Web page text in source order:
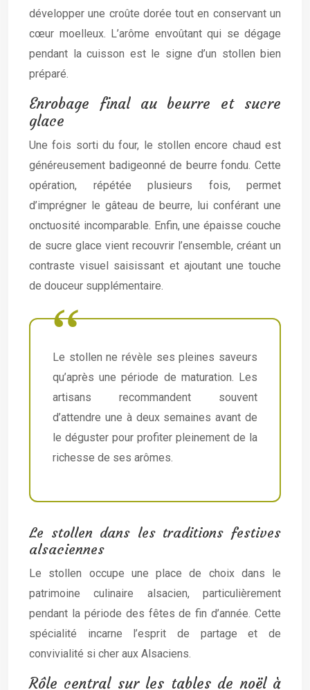
développer une croûte dorée tout en conservant un
cœur moelleux. L’arôme envoûtant qui se dégage
pendant la cuisson est le signe d’un stollen bien
préparé.
Enrobage final au beurre et sucre
glace
Une fois sorti du four, le stollen encore chaud est
généreusement badigeonné de beurre fondu. Cette
opération, répétée plusieurs fois, permet
d’imprégner le gâteau de beurre, lui conférant une
onctuosité incomparable. Enfin, une épaisse couche
de sucre glace vient recouvrir l’ensemble, créant un
contraste visuel saisissant et ajoutant une touche
de douceur supplémentaire.
Le stollen ne révèle ses pleines saveurs
qu’après une période de maturation. Les
artisans recommandent souvent
d’attendre une à deux semaines avant de
le déguster pour profiter pleinement de la
richesse de ses arômes.
Le stollen dans les traditions festives
alsaciennes
Le stollen occupe une place de choix dans le
patrimoine culinaire alsacien, particulièrement
pendant la période des fêtes de fin d’année. Cette
spécialité incarne l’esprit de partage et de
convivialité si cher aux Alsaciens.
Rôle central sur les tables de noël à